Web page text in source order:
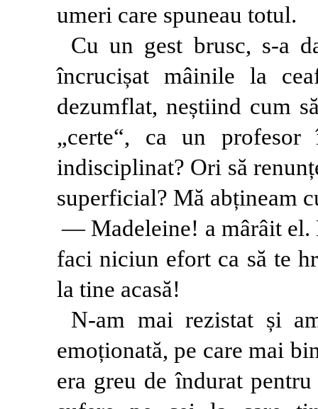
umeri care spuneau totul.
Cu un gest brusc, s-a
încrucișat mâinile la
dezumflat, neștiind cum
„certe“, ca un
indisciplinat? Ori să
superficial? Mă abțineam
— Madeleine! a mârâit el.
faci niciun efort ca să te
la tine acasă!
N-am mai rezistat și
emoționată, pe care mai
era greu de îndurat